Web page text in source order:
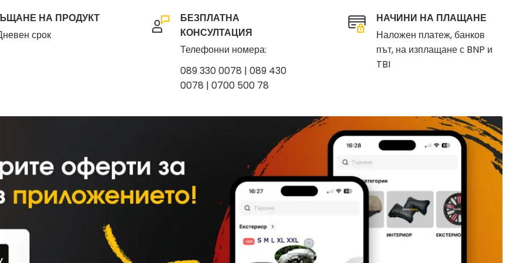
килограм
на доставка.
в пратките
проблем, моля да се
НА ПРОДУКТ
срок
БЕЗПЛАТНА
КОНСУЛТАЦИЯ
Телефонни номера:
089 330 0078 | 089 430
0078 | 0700 500 78
НАЧИНИ НА ПЛАЩАНЕ
Наложен платеж, банков
път, на изплащане с BNP и
TBI